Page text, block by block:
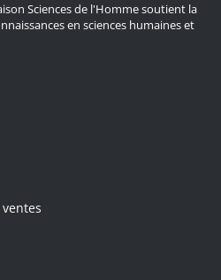
Sciences de l'Homme soutient la
en sciences humaines et